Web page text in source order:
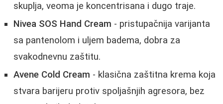
skuplja, veoma je koncentrisana i dugo traje.
Nivea SOS Hand Cream - pristupačnija varijanta
sa pantenolom i uljem badema, dobra za
svakodnevnu zaštitu.
Avene Cold Cream - klasična zaštitna krema koja
stvara barijeru protiv spoljašnjih agresora, bez